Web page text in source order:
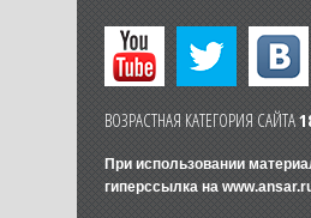
ВОЗРАСТНАЯ КАТЕГОРИЯ САЙТА
При использовании
гиперссылка на